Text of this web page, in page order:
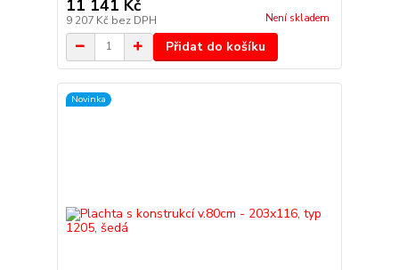
11 141 Kč
9 207 Kč bez DPH Není skladem
Přidat do košíku
Novinka